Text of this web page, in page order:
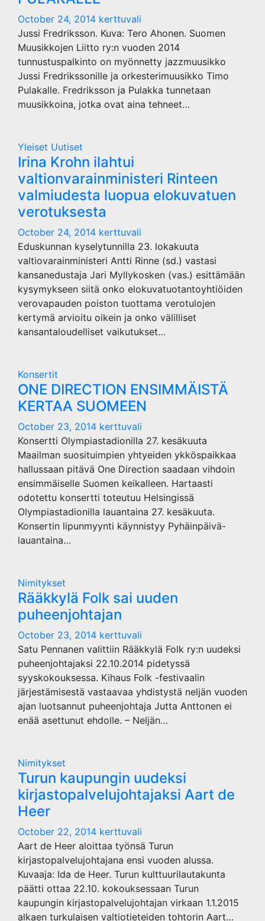
October 24, 2014 kerttuvali
Jussi Fredriksson. Kuva: Tero Ahonen. Suomen
Muusikkojen Liitto ry:n vuoden 2014
tunnustuspalkinto on myönnetty jazzmuusikko
Jussi Fredrikssonille ja orkesterimuusikko Timo
Pulakalle. Fredriksson ja Pulakka tunnetaan
muusikkoina, jotka ovat aina tehneet…
Yleiset Uutiset
Irina Krohn ilahtui
valtionvarainministeri Rinteen
valmiudesta luopua elokuvatuen
verotuksesta
October 24, 2014 kerttuvali
Eduskunnan kyselytunnilla 23. lokakuuta
valtiovarainministeri Antti Rinne (sd.) vastasi
kansanedustaja Jari Myllykosken (vas.) esittämään
kysymykseen siitä onko elokuvatuotantoyhtiöiden
verovapauden poiston tuottama verotulojen
kertymä arvioitu oikein ja onko välilliset
kansantaloudelliset vaikutukset…
Konsertit
ONE DIRECTION ENSIMMÄISTÄ
KERTAA SUOMEEN
October 23, 2014 kerttuvali
Konsertti Olympiastadionilla 27. kesäkuuta
Maailman suosituimpien yhtyeiden ykköspaikkaa
hallussaan pitävä One Direction saadaan vihdoin
ensimmäiselle Suomen keikalleen. Hartaasti
odotettu konsertti toteutuu Helsingissä
Olympiastadionilla lauantaina 27. kesäkuuta.
Konsertin lipunmyynti käynnistyy Pyhäinpäivä-
lauantaina…
Nimitykset
Rääkkylä Folk sai uuden
puheenjohtajan
October 23, 2014 kerttuvali
Satu Pennanen valittiin Rääkkylä Folk ry:n uudeksi
puheenjohtajaksi 22.10.2014 pidetyssä
syyskokouksessa. Kihaus Folk -festivaalin
järjestämisestä vastaavaa yhdistystä neljän vuoden
ajan luotsannut puheenjohtaja Jutta Anttonen ei
enää asettunut ehdolle. – Neljän…
Nimitykset
Turun kaupungin uudeksi
kirjastopalvelujohtajaksi Aart de
Heer
October 22, 2014 kerttuvali
Aart de Heer aloittaa työnsä Turun
kirjastopalvelujohtajana ensi vuoden alussa.
Kuvaaja: Ida de Heer. Turun kulttuurilautakunta
päätti ottaa 22.10. kokouksessaan Turun
kaupungin kirjastopalvelujohtajan virkaan 1.1.2015
alkaen turkulaisen valtiotieteiden tohtorin Aart…